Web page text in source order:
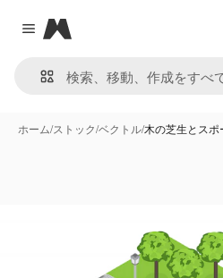
Close menu
Magnific
ホーム/ストック/ベクトル/木の芝生とス